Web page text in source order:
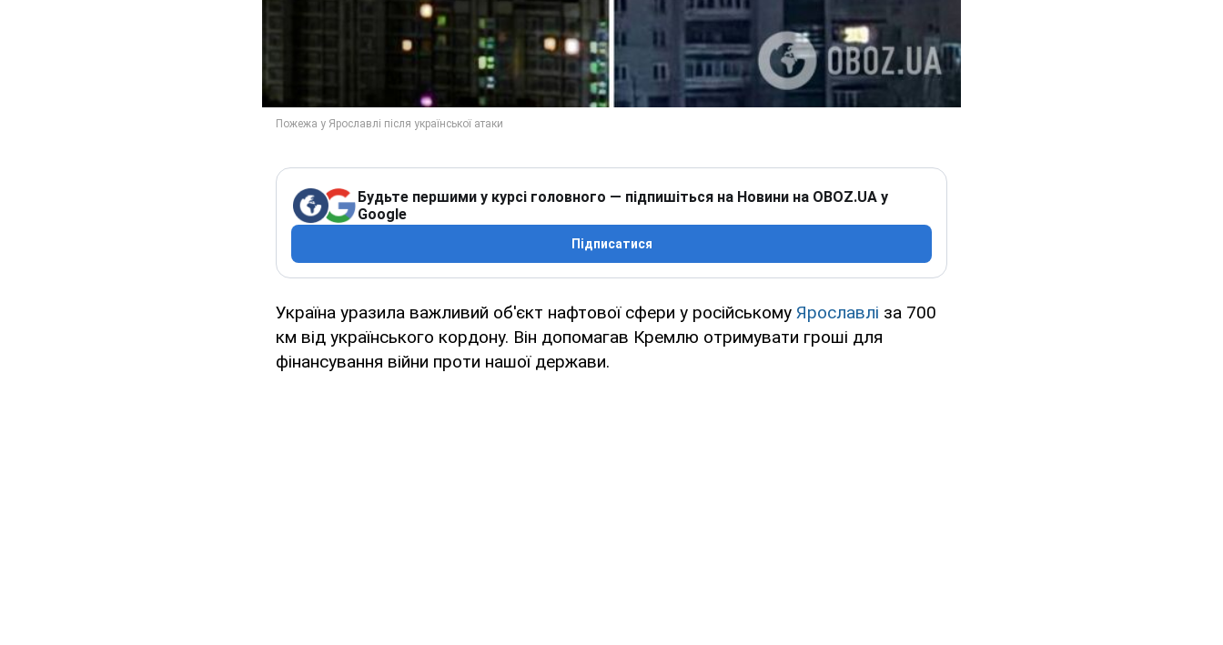
Будьте першими у курсі головного — підпишіться на Новини на OBOZ.UA у
Google
Підписатися
Україна уразила важливий об'єкт нафтової сфери у російському Ярославлі за 700
км від українського кордону. Він допомагав Кремлю отримувати гроші для
фінансування війни проти нашої держави.